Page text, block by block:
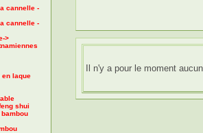
cannelle -
cannelle -
>
laque
shui
Il n'y a pour le moment